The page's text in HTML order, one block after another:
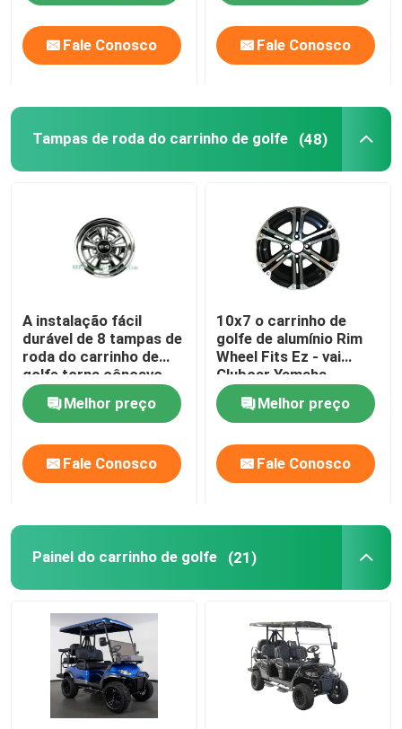
Para-brisa do carrinho de golfe
Bateria de lítio do carrinho de golfe
Peças de serviço ÍCONE
Fale Conosco Fale Conosco
Tampas de roda do carrinho de golfe (48)
A instalação fácil
durável de 8 tampas de
roda do carrinho de
golfe torna côncavo
profundamente o preto
brilhanteMelhor preço
Fale Conosco
10x7 o carrinho de
golfe de alumínio Rim
Wheel Fits Ez - vai
Clubcar Yamaha
Tomberlin Harley
Melhor preço
Fale Conosco
Painel do carrinho de golfe (21)